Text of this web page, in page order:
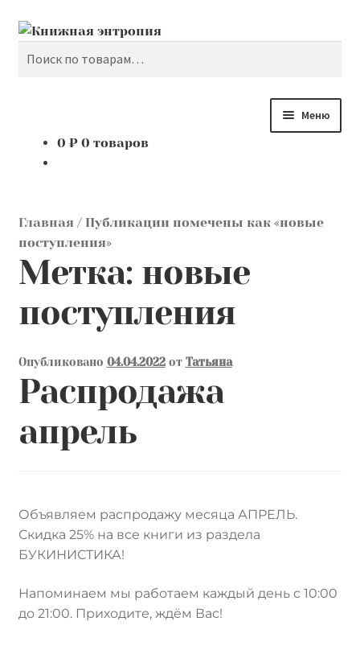
Перейти
Перейти
содержимому
Поиск
Меню
Доставка и оплата
Мы покупаем
О нас
Контакты
Лингвистика и культурология
0 ₽ 0 товаров
Главная / Публикации помечены как «новые
поступления»
Метка: новые
поступления
Опубликовано 04.04.2022 от Татьяна
Распродажа
апрель
Объявляем распродажу месяца АПРЕЛЬ.
Скидка 25% на все книги из раздела
БУКИНИСТИКА!
Напоминаем мы работаем каждый день с 10:00
до 21:00. Приходите, ждём Вас!